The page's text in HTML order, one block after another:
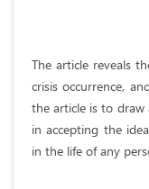
The article reveals
crisis occurrence,
the article is to
in accepting the
in the life of any